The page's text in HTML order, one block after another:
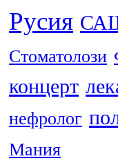
Русия
Стоматолози
концерт
нефролог
Мания